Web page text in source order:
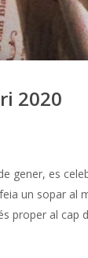
2020
gener, es
un sopar al
proper al cap